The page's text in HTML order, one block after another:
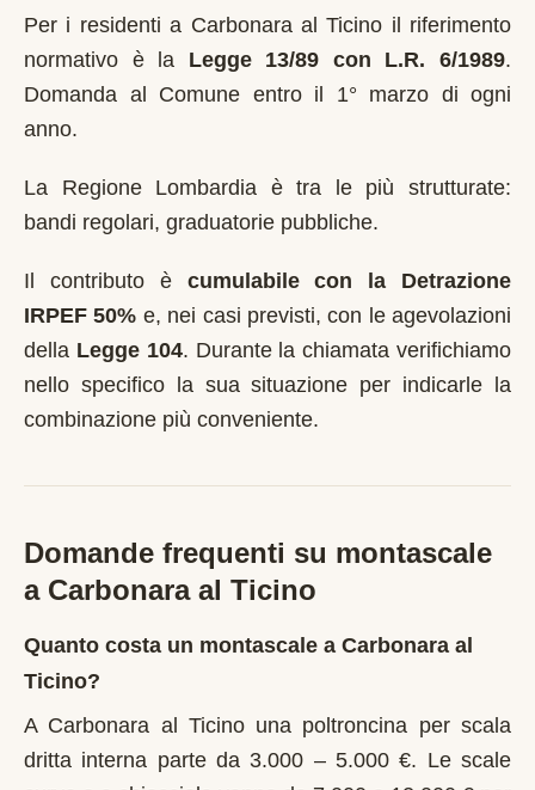
Per i residenti a Carbonara al Ticino il riferimento
normativo è la
Legge 13/89 con L.R. 6/1989.
Domanda al Comune entro il 1° marzo di ogni
anno.
La Regione Lombardia è tra le più strutturate:
bandi regolari, graduatorie pubbliche.
Il contributo è cumulabile con la Detrazione
IRPEF 50% e, nei casi previsti, con le agevolazioni
della Legge 104. Durante la chiamata verifichiamo
nello specifico la sua situazione per indicarle la
combinazione più conveniente.
Domande frequenti su montascale
a Carbonara al Ticino
Quanto costa un montascale a Carbonara al
Ticino?
A Carbonara al Ticino una poltroncina per scala
dritta interna parte da 3.000 – 5.000 €. Le scale